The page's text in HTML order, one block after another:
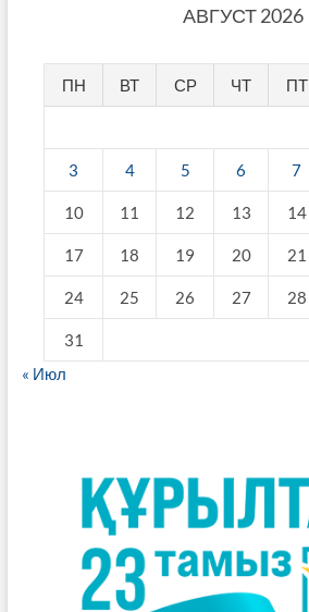
АВГУСТ 2026
ПН ВТ СР ЧТ ПТ
3 4 5 6 7
10 11 12 13 14
17 18 19 20 21
24 25 26 27 28
31
« Июл